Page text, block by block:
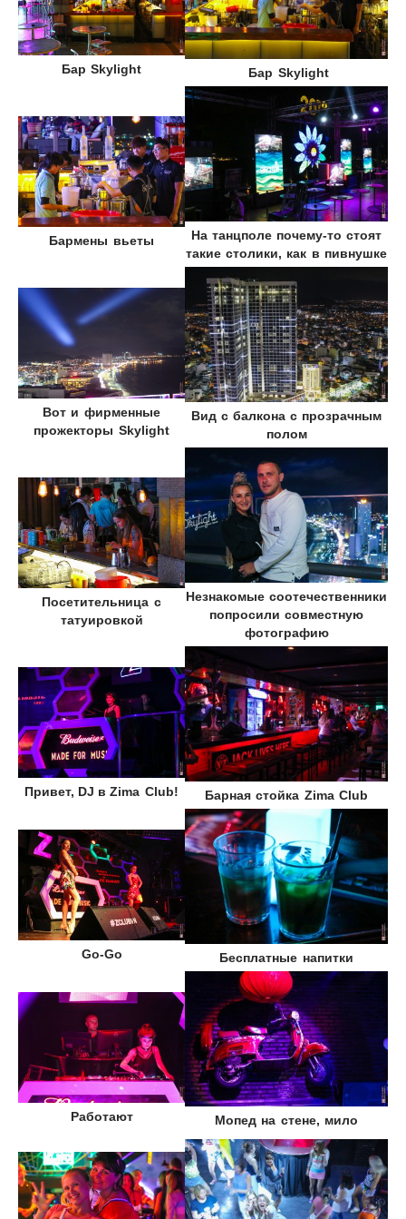
БарSkylight Бар Skylight
Бармены вьеты
На танцполе почему-то стоят
такие столики, как в пивнушке
Вот и фирменные
прожекторы Skylight
Вид с балкона с прозрачным
полом
Посетительница с
татуировкой
Незнакомые соотечественники
попросили совместную
фотографию
Привет, DJ вZima Club! Барная стойка Zima Club
Go-Go Бесплатные напитки
Работают Мопед на стене, мило